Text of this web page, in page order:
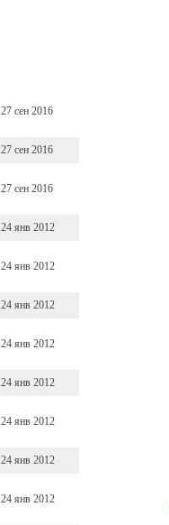
27 сен 2016
27 сен 2016
27 сен 2016
24 янв 2012
24 янв 2012
24 янв 2012
24 янв 2012
24 янв 2012
24 янв 2012
24 янв 2012
24 янв 2012